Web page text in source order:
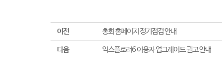
이전 총회 홈페이지 정기점검 안내
다음 익스플로러6 이용자 업그레이드 권고 안내